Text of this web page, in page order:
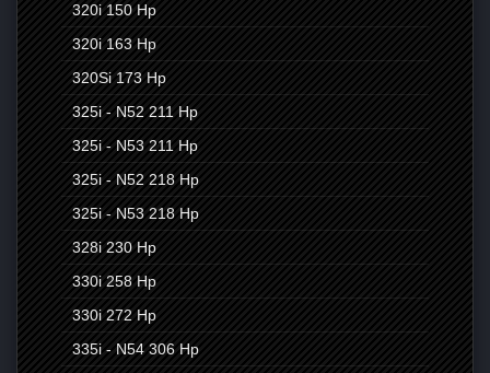
320i 150 Hp
320i 163 Hp
320Si 173 Hp
325i - N52 211 Hp
325i - N53 211 Hp
325i - N52 218 Hp
325i - N53 218 Hp
328i 230 Hp
330i 258 Hp
330i 272 Hp
335i - N54 306 Hp